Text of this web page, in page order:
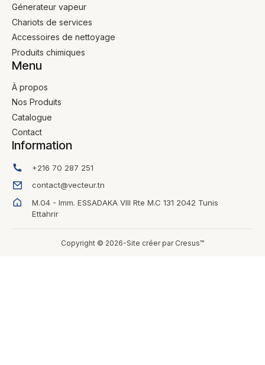
Génerateur vapeur
Chariots de services
Accessoires de nettoyage
Produits chimiques
Menu
À propos
Nos Produits
Catalogue
Contact
Information
+216 70 287 251
contact@vecteur.tn
M.04 - Imm. ESSADAKA VIII Rte M.C 131 2042 Tunis
Ettahrir
Copyright © 2026-Site créer par Cresus™